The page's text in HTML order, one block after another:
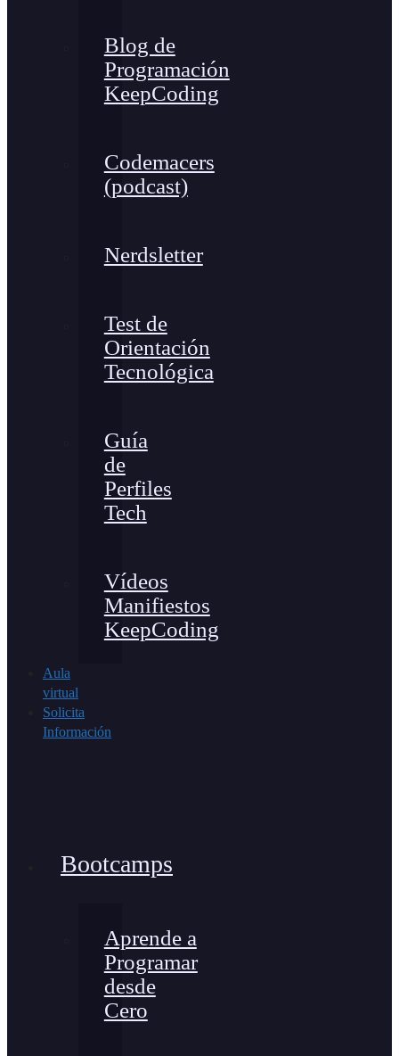
Blog de
Programación
KeepCoding
Codemacers
(podcast)
Nerdsletter
Test de
Orientación
Tecnológica
Guía
de
Perfiles
Tech
Vídeos
Manifiestos
KeepCoding
Aula
virtual
Solicita
Información
Bootcamps
Aprende a
Programar
desde
Cero